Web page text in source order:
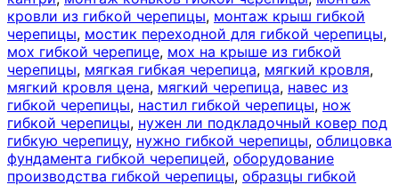
кровли из гибкой черепицы, монтаж крыш гибкой
черепицы, мостик переходной для гибкой черепицы,
мох гибкой черепице, мох на крыше из гибкой
черепицы, мягкая гибкая черепица, мягкий кровля,
мягкий кровля цена, мягкий черепица, навес из
гибкой черепицы, настил гибкой черепицы, нож
гибкой черепицы, нужен ли подкладочный ковер под
гибкую черепицу, нужно гибкой черепицы, облицовка
фундамента гибкой черепицей, оборудование
производства гибкой черепицы, образцы гибкой